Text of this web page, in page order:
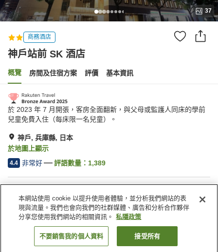
37
商務酒店
神戶站前 SK 酒店
概覽 房間及住宿方案 評價 基本資訊
於 2023 年 7 月開張，客房全面翻新，與父母或監護人同床的學前
兒童免費入住（每床限一名兒童）。
神戶, 兵庫縣, 日本
於地圖上顯示
4.4 非常好 評語數量： 1,389
停車場
水療/美容院
餐廳
自動販賣機
日本 兵庫縣 神戶 神戶站前 SK 酒店
找客房
本網站使用 cookie 以提升使用者體驗，並分析我們網站的表
現與流量。我們也會向我們的社群媒體、廣告和分析合作夥伴
分享您使用我們網站的相關資訊。
私隱政策
不要銷售我的個人資料 接受所有